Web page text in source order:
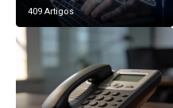
409 Artigos